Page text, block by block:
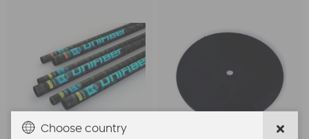
Choose country